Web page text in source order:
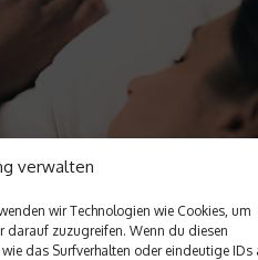
verwalten
wir Technologien wie Cookies, um
darauf zuzugreifen. Wenn du diesen
das Surfverhalten oder eindeutige IDs
Wellness & Spa
Good Conscious –
Skincare